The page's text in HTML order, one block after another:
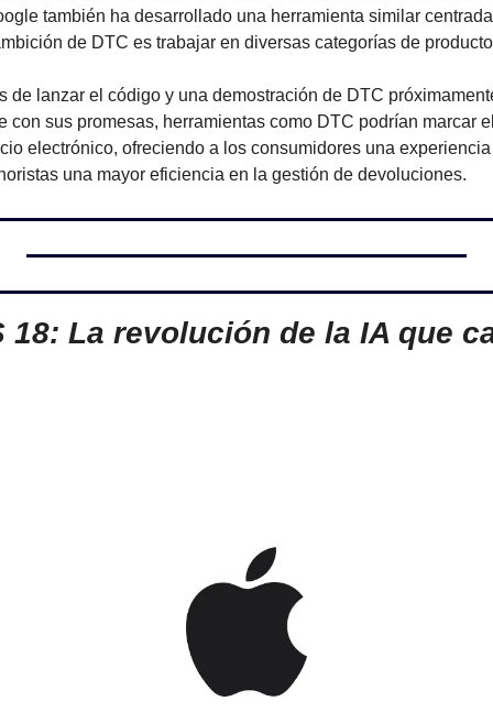
también ha desarrollado una herramienta similar
de DTC es trabajar en diversas categorías de
de lanzar el código y una demostración de DTC
con sus promesas, herramientas como DTC podrían marcar
electrónico, ofreciendo a los consumidores una
una mayor eficiencia en la gestión de devoluciones.
18: La revolución de la IA que